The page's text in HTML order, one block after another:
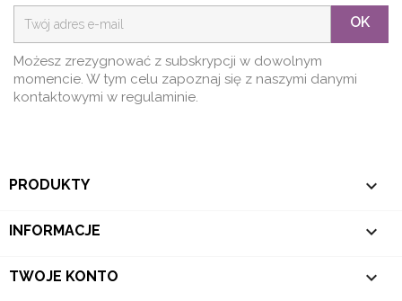
OK
Możesz zrezygnować z subskrypcji w dowolnym
momencie. W tym celu zapoznaj się z naszymi danymi
kontaktowymi w regulaminie.
PRODUKTY 
INFORMACJE 
TWOJE KONTO 